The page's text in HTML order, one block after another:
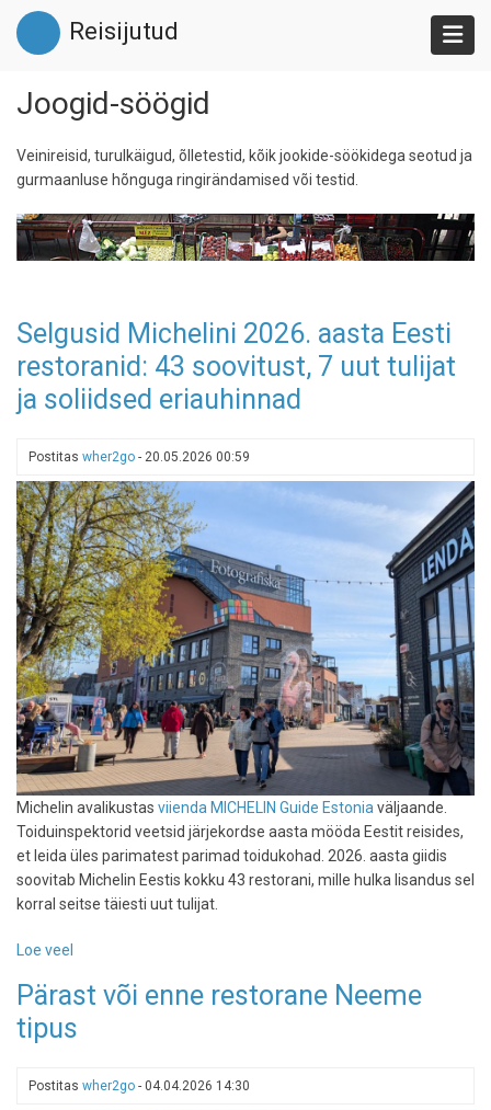
Liigu
edasi
põhisisu
Reisijutud
Joogid-söögid
Veinireisid, turulkäigud, õlletestid, kõik jookide-söökidega seotud ja
gurmaanluse hõnguga ringirändamised või testid.
Selgusid Michelini 2026. aasta Eesti
restoranid: 43 soovitust, 7 uut tulijat
ja soliidsed eriauhinnad
Postitas wher2go - 20.05.2026 00:59
Michelin avalikustas viienda MICHELIN Guide Estonia väljaande.
Toiduinspektorid veetsid järjekordse aasta mööda Eestit reisides,
et leida üles parimatest parimad toidukohad. 2026. aasta giidis
soovitab Michelin Eestis kokku 43 restorani, mille hulka lisandus sel
korral seitse täiesti uut tulijat.
Loe veel
Michelini
2026.
restoranid:
Pärast või enne restorane Neeme
tipus
Postitas wher2go - 04.04.2026 14:30